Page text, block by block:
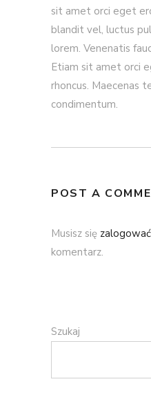
sit amet orci eget
blandit vel, luctus
lorem. Venenatis
Etiam sit amet orci
rhoncus. Maecenas
condimentum.
POST A
Musisz się zalogować
komentarz.
Szukaj